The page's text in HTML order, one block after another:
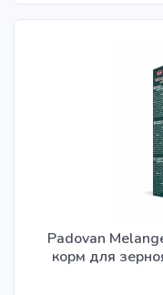
Padovan
корм для